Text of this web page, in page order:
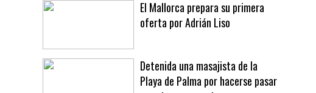
manifestación ‘Sóller al límit’ de
este sábado
oferta por Adrián Liso